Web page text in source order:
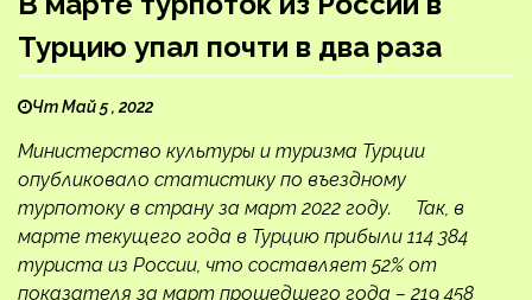
Турцию упал почти в два раза
Чт Май 5 , 2022
Министерство культуры и туризма Турции
опубликовало статистику по въездному
турпотоку в страну за март 2022 году. Так, в
марте текущего года в Турцию прибыли 114 384
туриста из России, что составляет 52% от
показателя за март прошедшего года – 219 458